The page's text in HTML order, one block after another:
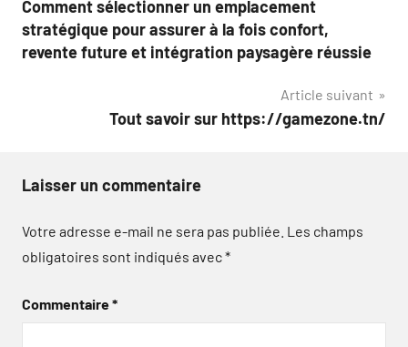
de
l’article
Comment sélectionner un emplacement
stratégique pour assurer à la fois confort,
revente future et intégration paysagère réussie
Article suivant
Tout savoir sur https://gamezone.tn/
Laisser un commentaire
Votre adresse e-mail ne sera pas publiée. Les champs
obligatoires sont indiqués avec*
Commentaire*